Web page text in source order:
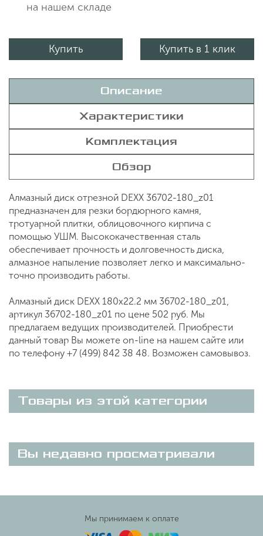
на нашем складе
Купить Купить в 1 клик
Описание
Характеристики
Комплектация
Обзор
Алмазный диск отрезной DEXX 36702-180_z01
предназначен для резки бордюрного камня,
тротуарной плитки, облицовочного кирпича с
помощью УШМ. Высококачественная сталь
обеспечивает прочность и долговечность диска,
алмазное напыление позволяет легко и максимально-
точно производить работы.
Алмазный диск DEXX 180х22.2 мм 36702-180_z01,
артикул 36702-180_z01 по цене 502 руб. Мы
предлагаем ведущих производителей. Приобрести
данный товар Вы можете on-line на нашем сайте или
по телефону +7 (499) 842 38 48. Возможен самовывоз.
Товары из этой категории
Вы недавно просматривали
Мы принимаем к оплате